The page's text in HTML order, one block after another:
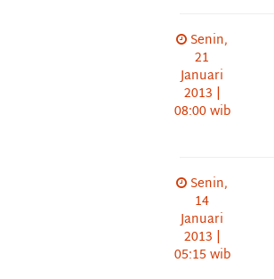
Senin,
21
Januari
2013 |
08:00 wib
Senin,
14
Januari
2013 |
05:15 wib